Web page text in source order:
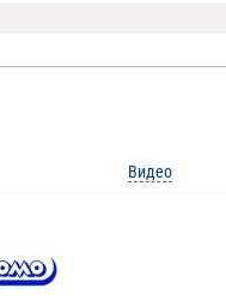
Видео